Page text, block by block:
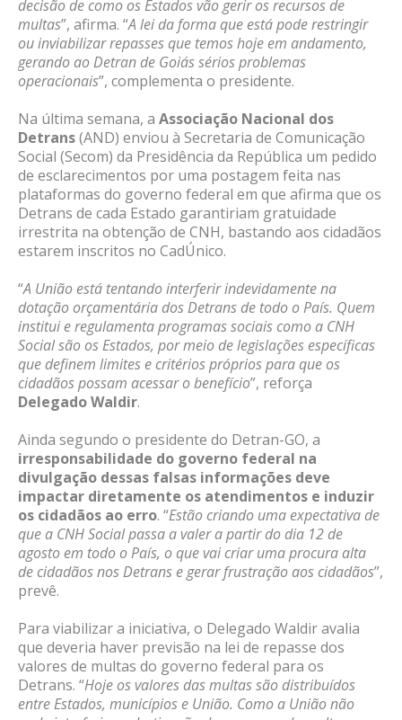
decisão de como os Estados vão gerir os recursos de
multas”, afirma. “A lei da forma que está pode restringir
ou inviabilizar repasses que temos hoje em andamento,
gerando ao Detran de Goiás sérios problemas
operacionais”, complementa o presidente.
Na última semana, a Associação Nacional dos
Detrans(AND) enviou à Secretaria de Comunicação
Social (Secom) da Presidência da República um pedido
de esclarecimentos por uma postagem feita nas
plataformas do governo federal em que afirma que os
Detrans de cada Estado garantiriam gratuidade
irrestrita na obtenção de CNH, bastando aos cidadãos
estarem inscritos no CadÚnico.
“A União está tentando interferir indevidamente na
dotação orçamentária dos Detrans de todo o País. Quem
institui e regulamenta programas sociais como a CNH
Social são os Estados, por meio de legislações específicas
que definem limites e critérios próprios para que os
cidadãos possam acessar o benefício”, reforça
Delegado Waldir.
Ainda segundo o presidente do Detran-GO, a
irresponsabilidade do governo federal na
divulgação dessas falsas informações deve
impactar diretamente os atendimentos e induzir
os cidadãos ao erro. “Estão criando uma expectativa de
que a CNH Social passa a valer a partir do dia 12 de
agosto em todo o País, o que vai criar uma procura alta
de cidadãos nos Detrans e gerar frustração aos cidadãos”,
prevê.
Para viabilizar a iniciativa, o Delegado Waldir avalia
que deveria haver previsão na lei de repasse dos
valores de multas do governo federal para os
Detrans. “Hoje os valores das multas são distribuídos
entre Estados, municípios e União. Como a União não